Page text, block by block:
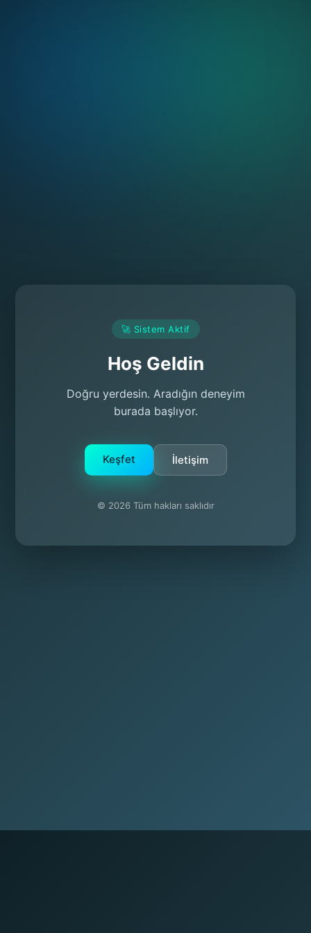
🚀 Sistem Aktif
Hoş Geldin
Doğru yerdesin. Aradığın deneyim
burada başlıyor.
Keşfet İletişim
© 2026 Tüm hakları saklıdır